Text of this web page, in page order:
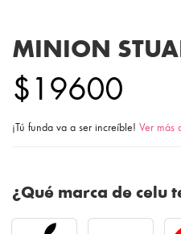
MINION
$19600
¡Tú funda va a ser increíble! Ver más
¿Qué marca de celu